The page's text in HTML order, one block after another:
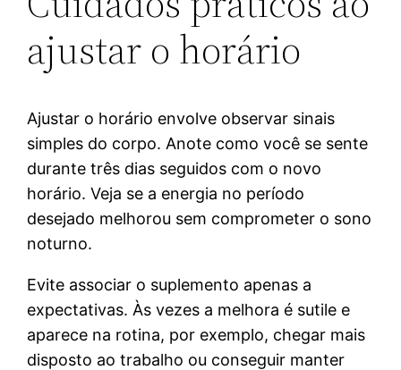
ajustar o horário
Ajustar o horário envolve observar sinais
simples do corpo. Anote como você se sente
durante três dias seguidos com o novo
horário. Veja se a energia no período
desejado melhorou sem comprometer o sono
noturno.
Evite associar o suplemento apenas a
expectativas. Às vezes a melhora é sutile e
aparece na rotina, por exemplo, chegar mais
disposto ao trabalho ou conseguir manter